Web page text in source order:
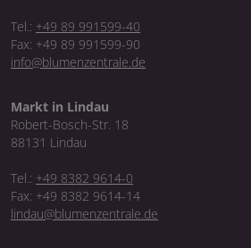
Tel.: +49 89 991599-40
Fax: +49 89 991599-90
info@blumenzentrale.de
Markt in Lindau
Robert-Bosch-Str. 18
88131 Lindau
Tel.: +49 8382 9614-0
Fax: +49 8382 9614-14
lindau@blumenzentrale.de